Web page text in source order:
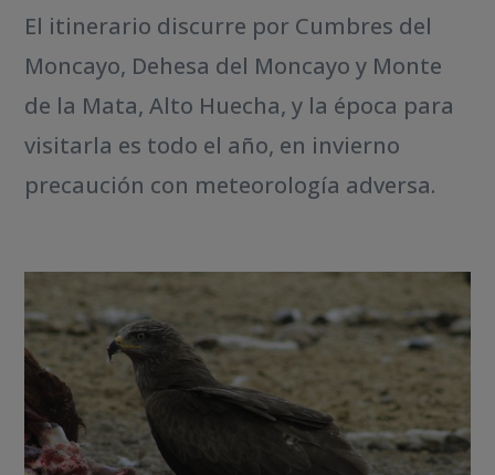
El itinerario discurre por Cumbres del
Moncayo, Dehesa del Moncayo y Monte
de la Mata, Alto Huecha, y la época para
visitarla es todo el año, en invierno
precaución con meteorología adversa.